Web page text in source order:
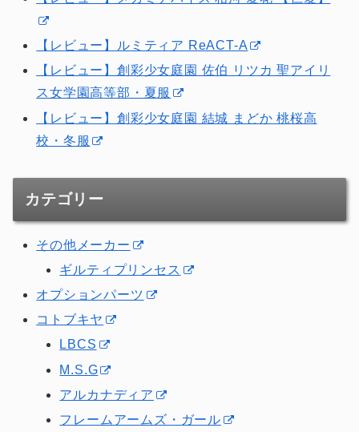
【レビュー】ルミティア ReACT-A
【レビュー】創彩少女庭園 佐伯 リツカ 聖アイリ
ス女学園高等部・夏服
【レビュー】創彩少女庭園 結城 まどか 桃桜高
校・冬服
カテゴリー
その他メーカー
ギルティプリンセス
オプションパーツ
コトブキヤ
LBCS
M.S.G
アルカナディア
フレームアームズ・ガール